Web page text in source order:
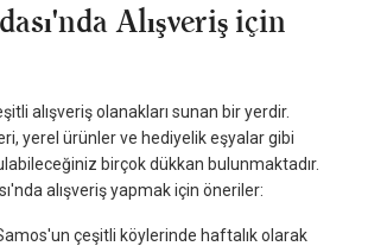
Alışveriş için
alışveriş olanakları sunan bir yerdir.
yerel ürünler ve hediyelik eşyalar gibi
birçok dükkan bulunmaktadır.
alışveriş yapmak için öneriler:
çeşitli köylerinde haftalık olarak